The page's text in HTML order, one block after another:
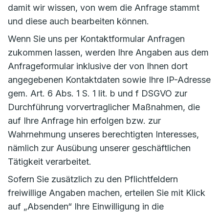
damit wir wissen, von wem die Anfrage stammt
und diese auch bearbeiten können.
Wenn Sie uns per Kontaktformular Anfragen
zukommen lassen, werden Ihre Angaben aus dem
Anfrageformular inklusive der von Ihnen dort
angegebenen Kontaktdaten sowie Ihre IP-Adresse
gem. Art. 6 Abs. 1 S. 1 lit. b und f DSGVO zur
Durchführung vorvertraglicher Maßnahmen, die
auf Ihre Anfrage hin erfolgen bzw. zur
Wahrnehmung unseres berechtigten Interesses,
nämlich zur Ausübung unserer geschäftlichen
Tätigkeit verarbeitet.
Sofern Sie zusätzlich zu den Pflichtfeldern
freiwillige Angaben machen, erteilen Sie mit Klick
auf „Absenden“ Ihre Einwilligung in die